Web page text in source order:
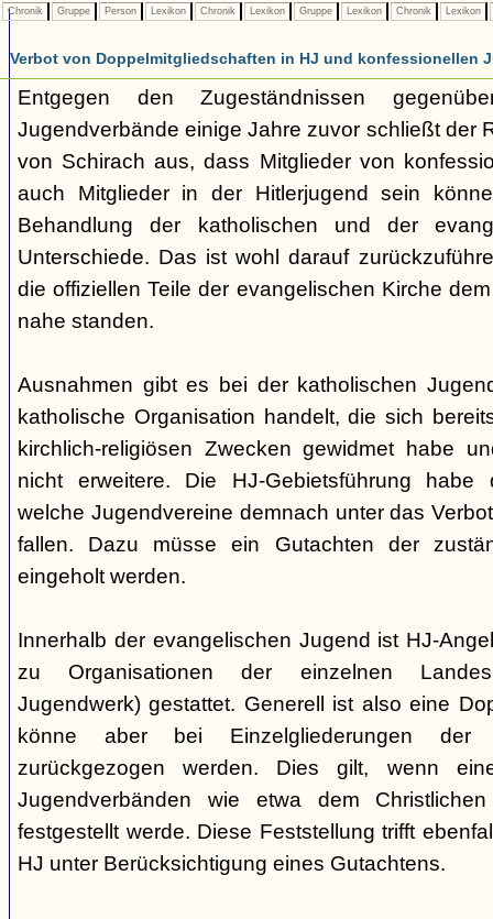
Chronik Gruppe Person Lexikon Chronik Lexikon Gruppe Lexikon Chronik Lexikon
Verbot von Doppelmitgliedschaften in HJ und konfessionellen
Entgegen den Zugeständnissen
Jugendverbände einige Jahre zuvor schließt der
von Schirach aus, dass Mitglieder von
auch Mitglieder in der Hitlerjugend sein
Behandlung der katholischen und der
Unterschiede. Das ist wohl darauf
die offiziellen Teile der evangelischen Kirche
nahe standen.
Ausnahmen gibt es bei der katholischen
katholische Organisation handelt, die sich
kirchlich-religiösen Zwecken gewidmet habe
nicht erweitere. Die HJ-Gebietsführung habe
welche Jugendvereine demnach unter das
fallen. Dazu müsse ein Gutachten der
eingeholt werden.
Innerhalb der evangelischen Jugend ist HJ-
zu Organisationen der einzelnen
Jugendwerk) gestattet. Generell ist also eine
könne aber bei Einzelgliederungen der
zurückgezogen werden. Dies gilt, wenn
Jugendverbänden wie etwa dem
festgestellt werde. Diese Feststellung trifft
HJ unter Berücksichtigung eines Gutachtens.